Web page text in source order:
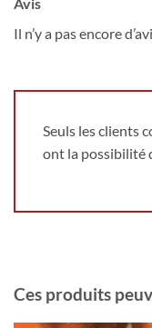
Il n’y a pas encore
Seuls les clients
ont la possibilité
Ces produits